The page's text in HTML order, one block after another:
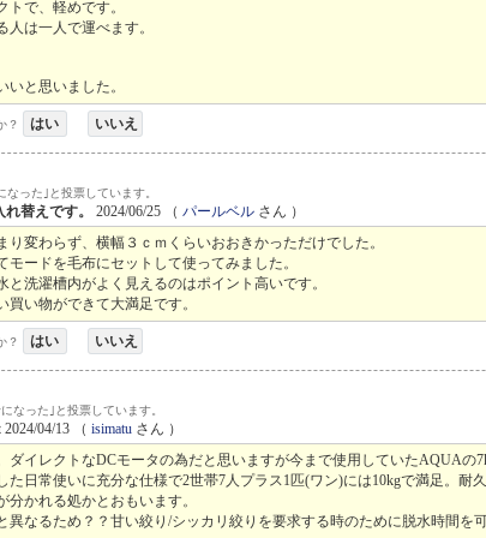
で、軽めです。
人で運べます。
と思いました。
？ はい いいえ
った｣と投票しています。
替えです。 2024/06/25 （パールベル さん ）
り変わらず、横幅３ｃｍくらいおおきかっただけでした。
ードを毛布にセットして使ってみました。
洗濯槽内がよく見えるのはポイント高いです。
い物ができて大満足です。
？ はい いいえ
なった｣と投票しています。
2024/04/13 （isimatu さん ）
ダイレクトなDCモータの為だと思いますが今まで使用していたAQUA
た日常使いに充分な仕様で2世帯7人プラス1匹(ワン)には10kgで満足。耐
かれる処かとおもいます。
異なるため？？甘い絞り/シッカリ絞りを要求する時のために脱水時間を